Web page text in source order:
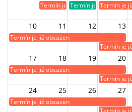
Termín je již obsazen
Termín je volnýTermín je
10 11 12 13
Termín je již obsazen
Termín je
17 18 19 20
Termín je již obsazen
Termín je
24 25 26 27
Termín je již obsazen
Termín je